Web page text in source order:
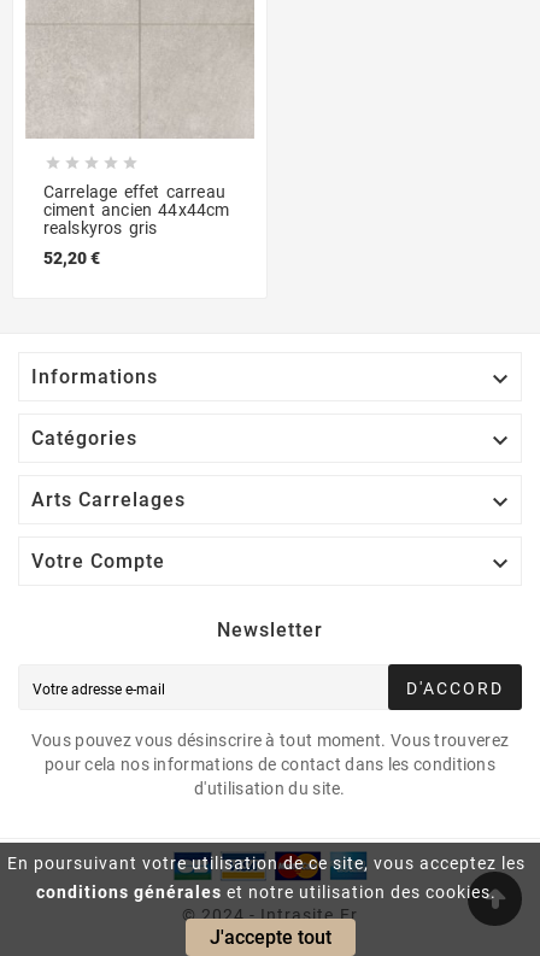
En poursuivant votre utilisation de ce site, vous acceptez les
conditions générales et notre utilisation des cookies.
J'accepte tout
    
Carrelage effet carreau
ciment ancien 44x44cm
realskyros gris
52,20 €
Informations 
Catégories 
Arts Carrelages 
Votre Compte 
Newsletter
D'ACCORD
Vous pouvez vous désinscrire à tout moment. Vous trouverez
pour cela nos informations de contact dans les conditions
d'utilisation du site.
© 2024 - Intrasite.fr